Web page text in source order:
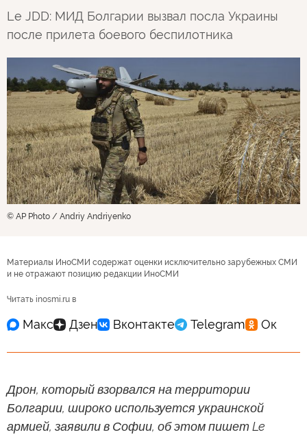
Le JDD: МИД Болгарии вызвал посла Украины
после прилета боевого беспилотника
© AP Photo / Andriy Andriyenko
Материалы ИноСМИ содержат оценки исключительно зарубежных СМИ
и не отражают позицию редакции ИноСМИ
Читать inosmi.ru в
Дрон, который взорвался на территории
Болгарии, широко используется украинской
армией, заявили в Софии, об этом пишет Le